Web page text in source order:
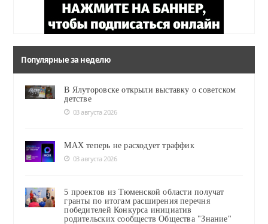
Популярные за неделю
В Ялуторовске открыли выставку о советском
детстве
03 августа 2026
MAX теперь не расходует траффик
03 августа 2026
5 проектов из Тюменской области получат
гранты по итогам расширения перечня
победителей Конкурса инициатив
родительских сообществ Общества "Знание"